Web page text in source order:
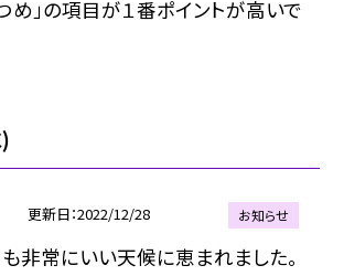
め」の項目が１番ポイントが高いで
更新日 2022/12/28 お知らせ
非常にいい天候に恵まれました。